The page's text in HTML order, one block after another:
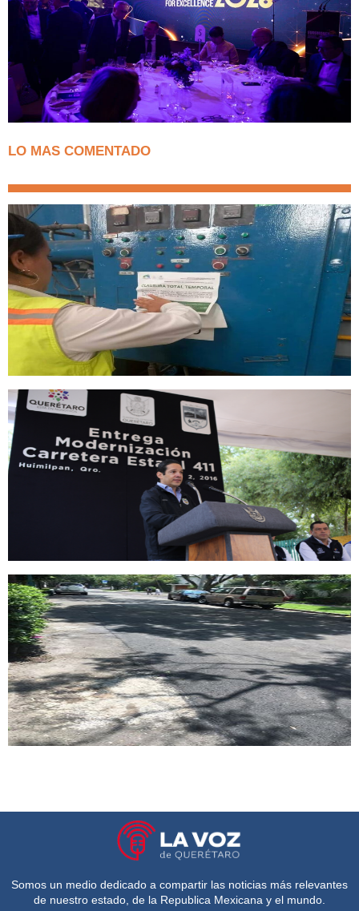
LO MAS COMENTADO
Somos un medio dedicado a compartir las noticias más relevantes
de nuestro estado, de la Republica Mexicana y el mundo.